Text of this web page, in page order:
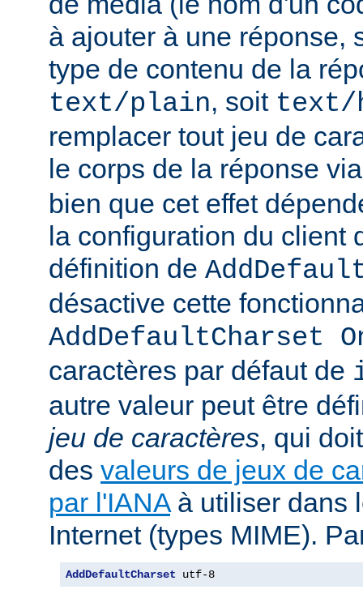
à ajouter à une réponse,
type de contenu de la
text/plain, soit text/
remplacer tout jeu de
le corps de la réponse
bien que cet effet
la configuration du client
définition de
désactive cette
AddDefaultCharset
caractères par défaut de
autre valeur peut être
jeu de caractères, qui
des valeurs de jeux de
par l'IANAà utiliser dans
Internet (types MIME).
AddDefaultCharset utf-8